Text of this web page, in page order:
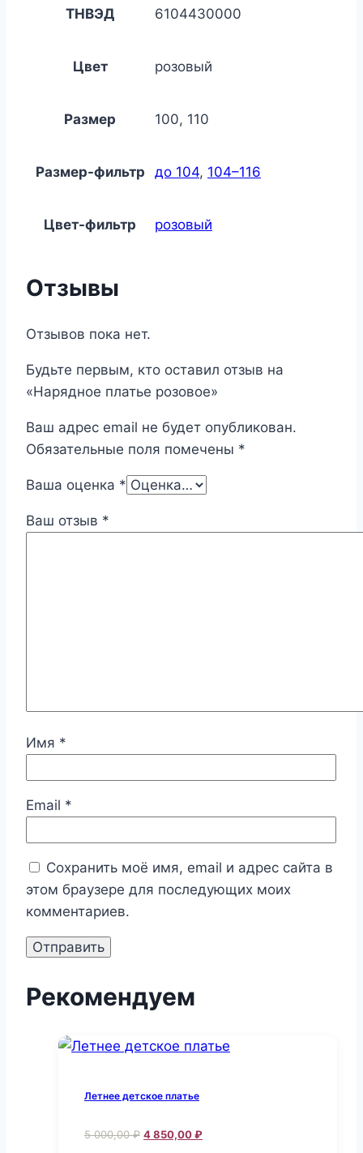
ТНВЭД 6104430000
Цвет розовый
Размер 100, 110
Размер-фильтр до 104, 104–116
Цвет-фильтр розовый
Отзывы
Отзывов пока нет.
Будьте первым, кто оставил отзыв на
«Нарядное платье розовое»
Ваш адрес email не будет опубликован.
Обязательные поля помечены *
Ваша оценка *
Ваш отзыв *
Имя *
Email *
Сохранить моё имя, email и адрес сайта в
этом браузере для последующих моих
комментариев.
Рекомендуем
Летнее детское платье
5 000,00₽ Первоначальная
4 850,00₽Текущая